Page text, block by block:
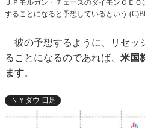
ＪＰモルガン・チェースのダイモンＣＥ
することになると予想しているという
彼の予想するように、リセッ
ることになるのであれば、 米国
ます。
ＮＹダウ 日足